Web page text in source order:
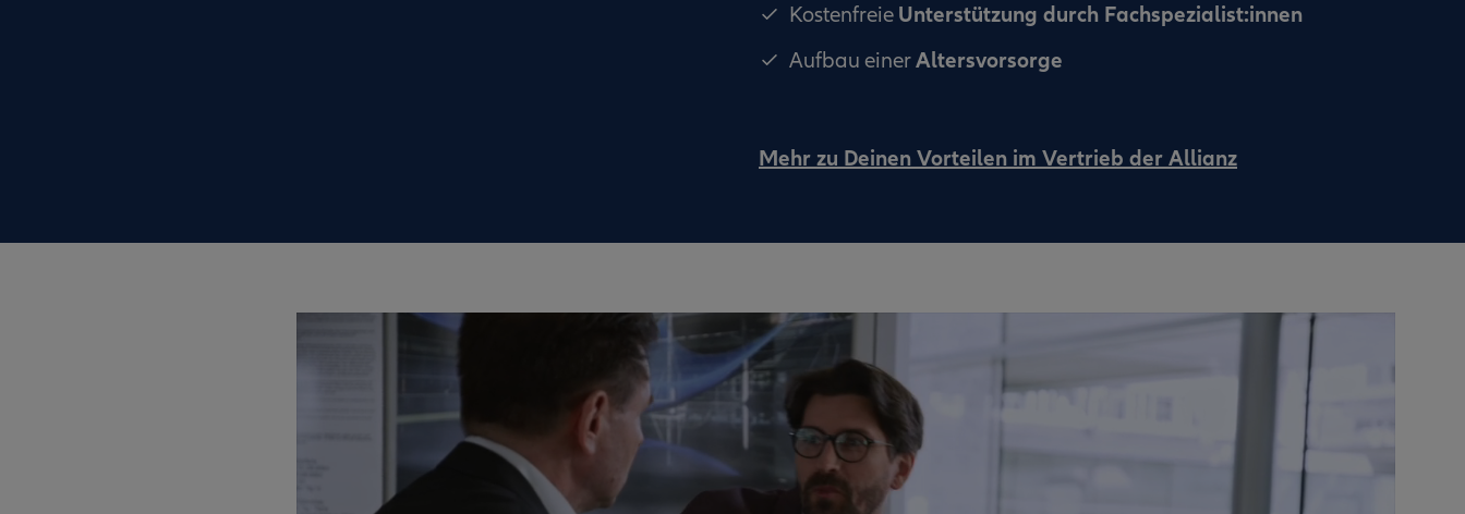
Kostenfreie Unterstützung durch Fachspezialist:innen
Aufbau einerAltersvorsorge
Mehr zu Deinen Vorteilen im Vertrieb der Allianz